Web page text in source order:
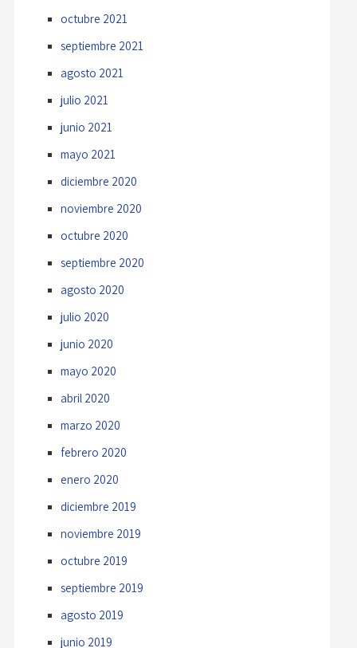
octubre 2021
septiembre 2021
agosto 2021
julio 2021
junio 2021
mayo 2021
diciembre 2020
noviembre 2020
octubre 2020
septiembre 2020
agosto 2020
julio 2020
junio 2020
mayo 2020
abril 2020
marzo 2020
febrero 2020
enero 2020
diciembre 2019
noviembre 2019
octubre 2019
septiembre 2019
agosto 2019
junio 2019